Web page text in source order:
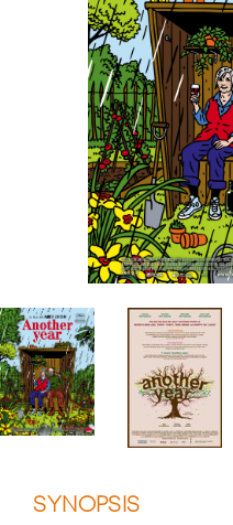
SYNOPSIS